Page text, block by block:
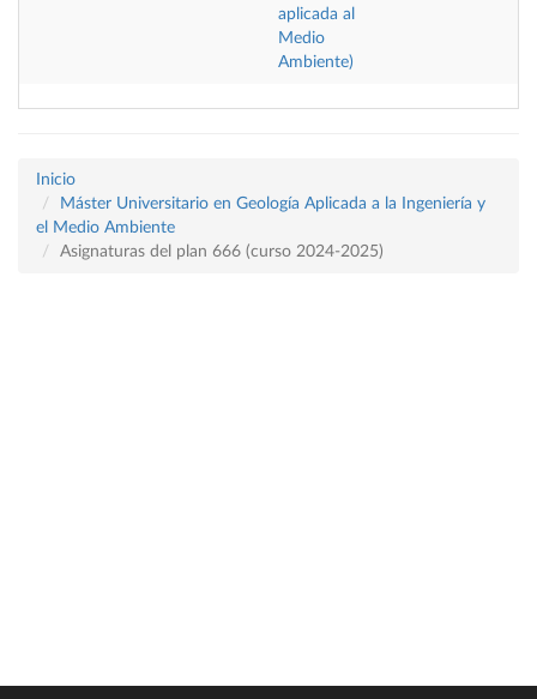
aplicada al
Medio
Ambiente)
Inicio
Máster Universitario en Geología Aplicada a la Ingeniería y
el Medio Ambiente
Asignaturas del plan 666 (curso 2024-2025)